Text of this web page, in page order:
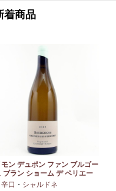
着商品
モン デュポン ファン ブルゴー
ブラン ショーム デ ペリエー
750ml
口 ・ シャルドネ